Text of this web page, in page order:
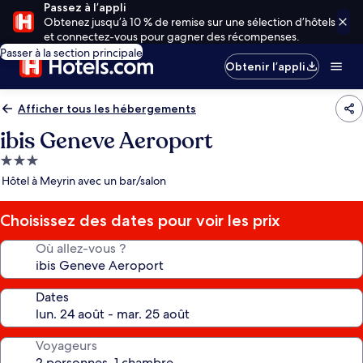
Passez à l’appli
Obtenez jusqu’à 10 % de remise sur une sélection d’hôtels
et connectez-vous pour gagner des récompenses.
Passer à la section principale
Obtenir l’appli
Afficher tous les hébergements
ibis Geneve Aeroport
Hébergement
3.0 étoiles
Hôtel à Meyrin avec un bar/salon
Choisissez des dates pour voir les prix
Où allez-vous ?
Dates
Voyageurs